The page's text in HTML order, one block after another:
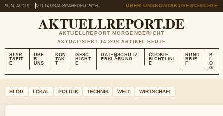
SUN, AUG 9 MITTAGSAUSGABEDEUTSCH ÜBER UNSKONTAKTGESCHICHTE
AKTUELLREPORT.DE
AKTUELLREPORT MORGENBERICHT
AKTUALISIERT 14:3216 ARTIKEL HEUTE
STAR
TSEIT
E
ÜBE
R
UNS
KON
TAK
T
GESC
HICHT
E
DATENSCHUTZ
ERKLÄRUNG
COOKIE-
RICHTLINI
E
RUND
BRIE
F
B
L
O
G
BLOG LOKAL POLITIK TECHNIK WELT WIRTSCHAFT